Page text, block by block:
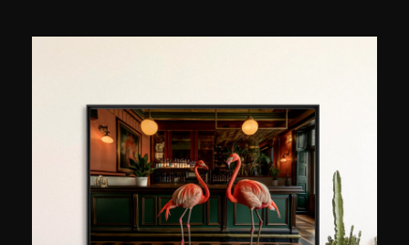
zu schaffen. Manchmal eher künstlerisch als
realistisch, zeigen sie, wie Sterne, Wolken und
der Mond miteinander verschmelzen und die
ungeahnte Vielfalt des Nachthimmels enthüllen.
Seit 2020 teilt Astronophilos seine Leidenschaft
und sein Wissen mit einer riesigen Online-